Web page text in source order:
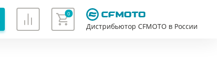
0
Дистрибьютор CFMOTO в России